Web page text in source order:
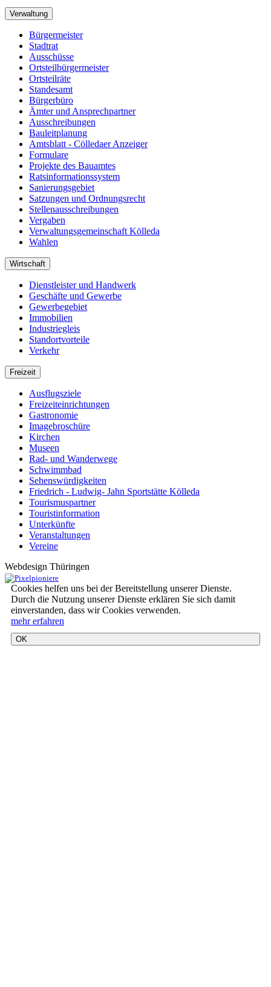
Verwaltung
Bürgermeister
Stadtrat
Ausschüsse
Ortsteilbürgermeister
Ortsteilräte
Standesamt
Bürgerbüro
Ämter und Ansprechpartner
Ausschreibungen
Bauleitplanung
Amtsblatt - Cölledaer Anzeiger
Formulare
Projekte des Bauamtes
Ratsinformationssystem
Sanierungsgebiet
Satzungen und Ordnungsrecht
Stellenausschreibungen
Vergaben
Verwaltungsgemeinschaft Kölleda
Wahlen
Wirtschaft
Dienstleister und Handwerk
Geschäfte und Gewerbe
Gewerbegebiet
Immobilien
Industriegleis
Standortvorteile
Verkehr
Freizeit
Ausflugsziele
Freizeiteinrichtungen
Gastronomie
Imagebroschüre
Kirchen
Museen
Rad- und Wanderwege
Schwimmbad
Sehenswürdigkeiten
Friedrich - Ludwig- Jahn Sportstätte Kölleda
Tourismuspartner
Touristinformation
Unterkünfte
Veranstaltungen
Vereine
Webdesign Thüringen
Cookies helfen uns bei der Bereitstellung unserer Dienste.
Durch die Nutzung unserer Dienste erklären Sie sich damit
einverstanden, dass wir Cookies verwenden.
mehr erfahren
OK